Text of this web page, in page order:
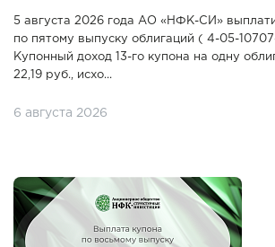
5 августа 2026 года АО «НФК-СИ»
по пятому выпуску облигаций ( 4-05-
Купонный доход 13-го купона на одну
22,19 руб., исхо...
6 августа 2026